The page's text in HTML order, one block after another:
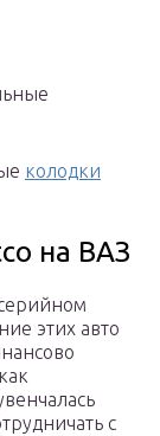
колодки
на ВАЗ
этих авто
с